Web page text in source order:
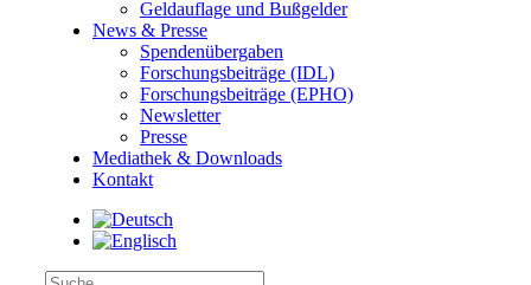
Geldauflage und Bußgelder
News & Presse
Spendenübergaben
Forschungsbeiträge (IDL)
Forschungsbeiträge (EPHO)
Newsletter
Presse
Mediathek & Downloads
Kontakt